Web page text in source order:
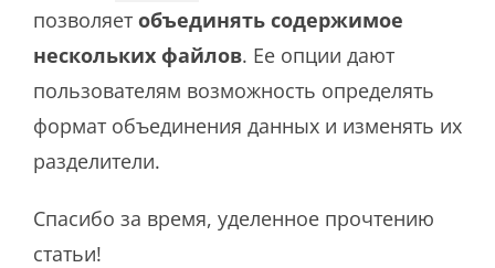
позволяет объединять содержимое
нескольких файлов. Ее опции дают
пользователям возможность определять
формат объединения данных и изменять их
разделители.
Спасибо за время, уделенное прочтению
статьи!